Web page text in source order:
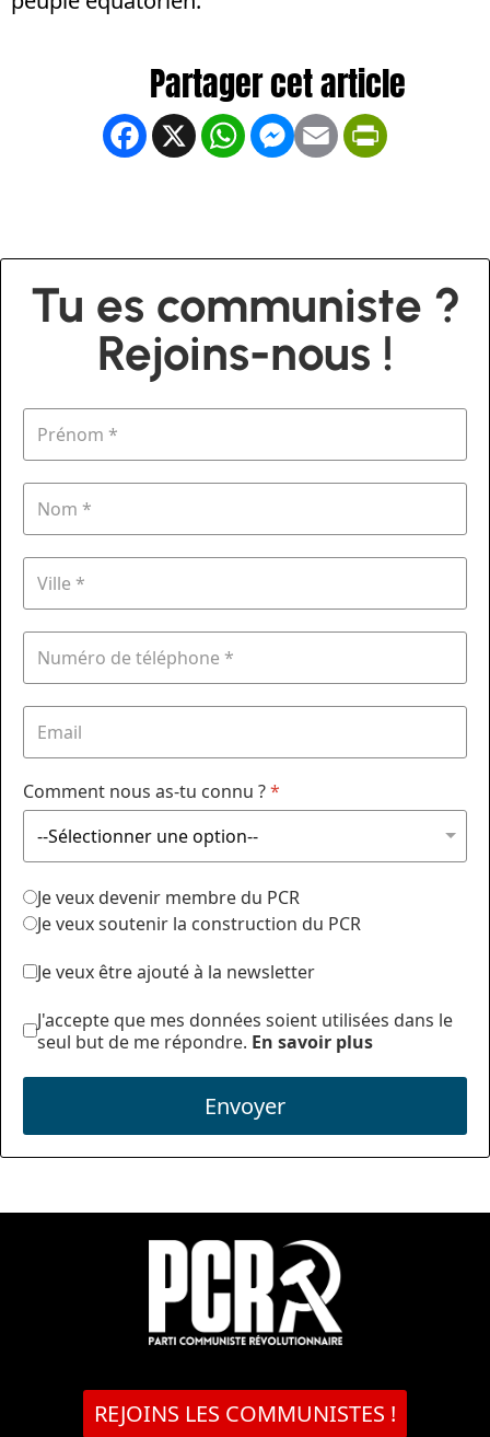
Facebook
X WhatsApp
Messenger
Email
Tu es communiste ?
Rejoins-nous !
Comment nous as-tu connu ?*
Je veux devenir membre du PCR
Je veux soutenir la construction du PCR
Je veux être ajouté à la newsletter
J'accepte que mes données soient utilisées dans le
seul but de me répondre. En savoir plus
Envoyer
REJOINS LES COMMUNISTES !